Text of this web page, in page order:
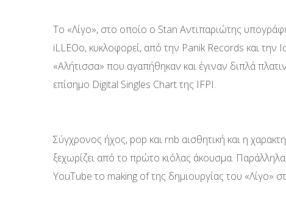
Το «Λίγο», στο οποίο ο Stan Αντιπαριώτης
iLLEOo, κυκλοφορεί, από την Panik Records και
«Αλήτισσα» που αγαπήθηκαν και έγιναν διπλά
επίσημο Digital Singles Chart της IFPI.
Σύγχρονος ήχος, pop και rnb αισθητική και η
ξεχωρίζει από το πρώτο κιόλας άκουσμα.
YouTube το making of της δημιουργίας του «Λίγο»